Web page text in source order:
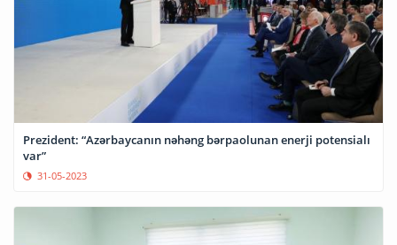
Prezident: “Azərbaycanın nəhəng bərpaolunan enerji potensialı
var”
31-05-2023